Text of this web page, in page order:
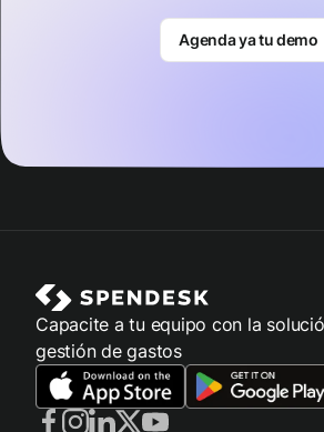
Agenda ya tu demo
Capacite a tu equipo con la
gestión de gastos